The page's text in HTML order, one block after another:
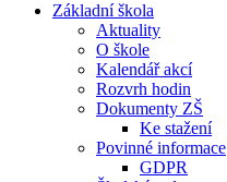
Základní škola
Aktuality
O škole
Kalendář akcí
Rozvrh hodin
Dokumenty ZŠ
Ke stažení
Povinné informace
GDPR